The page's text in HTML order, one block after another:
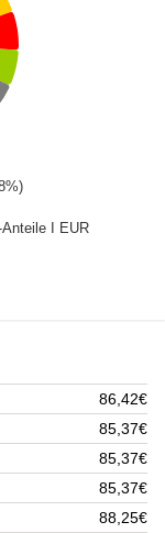
I EUR
IHS 2007(09/Und)
(3.26%)
USD I (3.24%)
Notes 2022(27)
86,42€
85,37€
85,37€
85,37€
88,25€